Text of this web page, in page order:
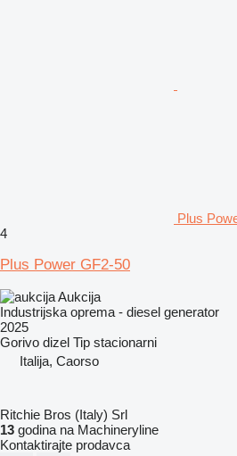
Plus
4
Plus Power GF2-50
Aukcija
Industrijska oprema - diesel generator
2025
Gorivo dizel Tip stacionarni
Italija, Caorso
Ritchie Bros (Italy) Srl
13 godina na Machineryline
Kontaktirajte prodavca